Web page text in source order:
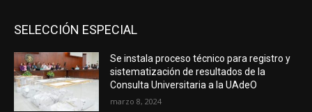
SELECCIÓN ESPECIAL
Se instala proceso técnico para registro y
sistematización de resultados de la
Consulta Universitaria a la UAdeO
marzo 8, 2024